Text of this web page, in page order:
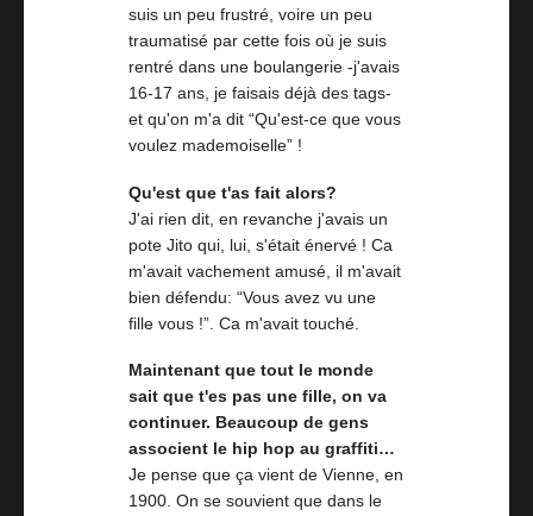
suis un peu frustré, voire un peu
traumatisé par cette fois où je suis
rentré dans une boulangerie -j'avais
16-17 ans, je faisais déjà des tags-
et qu'on m'a dit “Qu'est-ce que vous
voulez mademoiselle” !
Qu'est que t'as fait alors?
J'ai rien dit, en revanche j'avais un
pote Jito qui, lui, s'était énervé ! Ca
m'avait vachement amusé, il m'avait
bien défendu: “Vous avez vu une
fille vous !”. Ca m'avait touché.
Maintenant que tout le monde
sait que t'es pas une fille, on va
continuer. Beaucoup de gens
associent le hip hop au graffiti…
Je pense que ça vient de Vienne, en
1900. On se souvient que dans le